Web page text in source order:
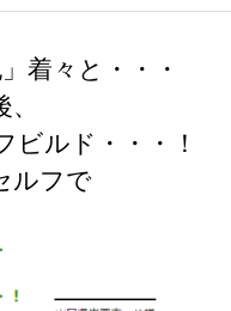
着々と・・・
ルド・・・！
ルフで